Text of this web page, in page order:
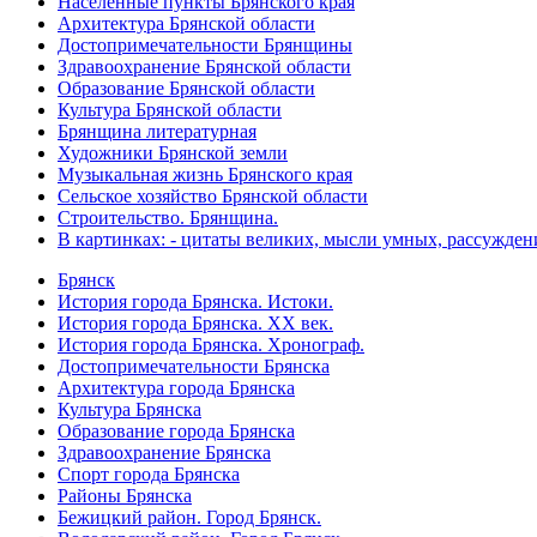
Архитектура Брянской области
Достопримечательности Брянщины
Здравоохранение Брянской области
Образование Брянской области
Культура Брянской области
Брянщина литературная
Художники Брянской земли
Музыкальная жизнь Брянского края
Сельское хозяйство Брянской области
Строительство. Брянщина.
В картинках: - цитаты великих, мысли умных,
Брянск
История города Брянска. Истоки.
История города Брянска. XX век.
История города Брянска. Хронограф.
Достопримечательности Брянска
Архитектура города Брянска
Культура Брянска
Образование города Брянска
Здравоохранение Брянска
Спорт города Брянска
Районы Брянска
Бежицкий район. Город Брянск.